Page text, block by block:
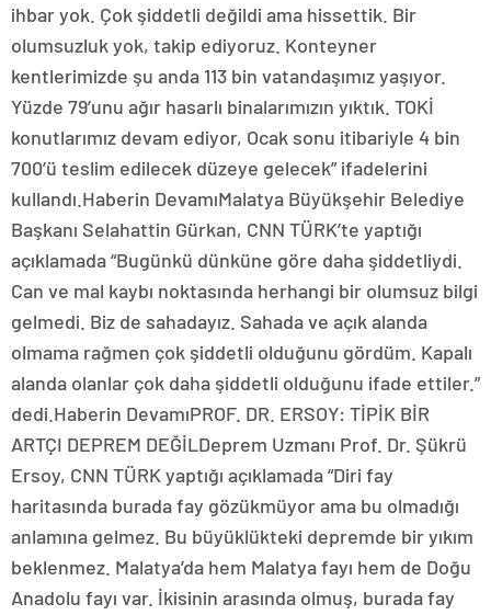
ihbar yok. Çok şiddetli değildi ama hissettik. Bir
olumsuzluk yok, takip ediyoruz. Konteyner
kentlerimizde şu anda 113 bin vatandaşımız yaşıyor.
Yüzde 79’unu ağır hasarlı binalarımızın yıktık. TOKİ
konutlarımız devam ediyor, Ocak sonu itibariyle 4 bin
700’ü teslim edilecek düzeye gelecek” ifadelerini
kullandı.Haberin DevamıMalatya Büyükşehir Belediye
Başkanı Selahattin Gürkan, CNN TÜRK’te yaptığı
açıklamada “Bugünkü dünküne göre daha şiddetliydi.
Can ve mal kaybı noktasında herhangi bir olumsuz bilgi
gelmedi. Biz de sahadayız. Sahada ve açık alanda
olmama rağmen çok şiddetli olduğunu gördüm. Kapalı
alanda olanlar çok daha şiddetli olduğunu ifade ettiler.”
dedi.Haberin DevamıPROF. DR. ERSOY: TİPİK BİR
ARTÇI DEPREM DEĞİLDeprem Uzmanı Prof. Dr. Şükrü
Ersoy, CNN TÜRK yaptığı açıklamada “Diri fay
haritasında burada fay gözükmüyor ama bu olmadığı
anlamına gelmez. Bu büyüklükteki depremde bir yıkım
beklenmez. Malatya’da hem Malatya fayı hem de Doğu
Anadolu fayı var. İkisinin arasında olmuş, burada fay